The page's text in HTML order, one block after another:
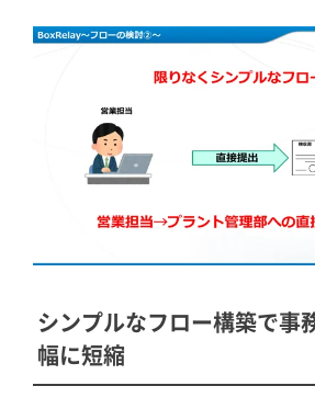
シンプルなフロー構築で事
幅に短縮